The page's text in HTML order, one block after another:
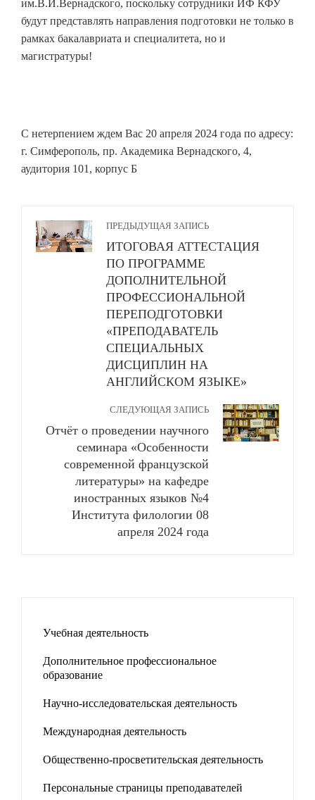
им.В.И.Вернадского, поскольку сотрудники ИФ КФУ
будут представлять направления подготовки не только в
рамках бакалавриата и специалитета, но и
магистратуры!
С нетерпением ждем Вас 20 апреля 2024 года по адресу:
г. Симферополь, пр. Академика Вернадского, 4,
аудитория 101, корпус Б
ПРЕДЫДУЩАЯ ЗАПИСЬ
ИТОГОВАЯ АТТЕСТАЦИЯ
ПО ПРОГРАММЕ
ДОПОЛНИТЕЛЬНОЙ
ПРОФЕССИОНАЛЬНОЙ
ПЕРЕПОДГОТОВКИ
«ПРЕПОДАВАТЕЛЬ
СПЕЦИАЛЬНЫХ
ДИСЦИПЛИН НА
АНГЛИЙСКОМ ЯЗЫКЕ»
СЛЕДУЮЩАЯ ЗАПИСЬ
Отчёт о проведении научного
семинара «Особенности
современной французской
литературы» на кафедре
иностранных языков №4
Института филологии 08
апреля 2024 года
Учебная деятельность
Дополнительное профессиональное
образование
Научно-исследовательская деятельность
Международная деятельность
Общественно-просветительская деятельность
Персональные страницы преподавателей